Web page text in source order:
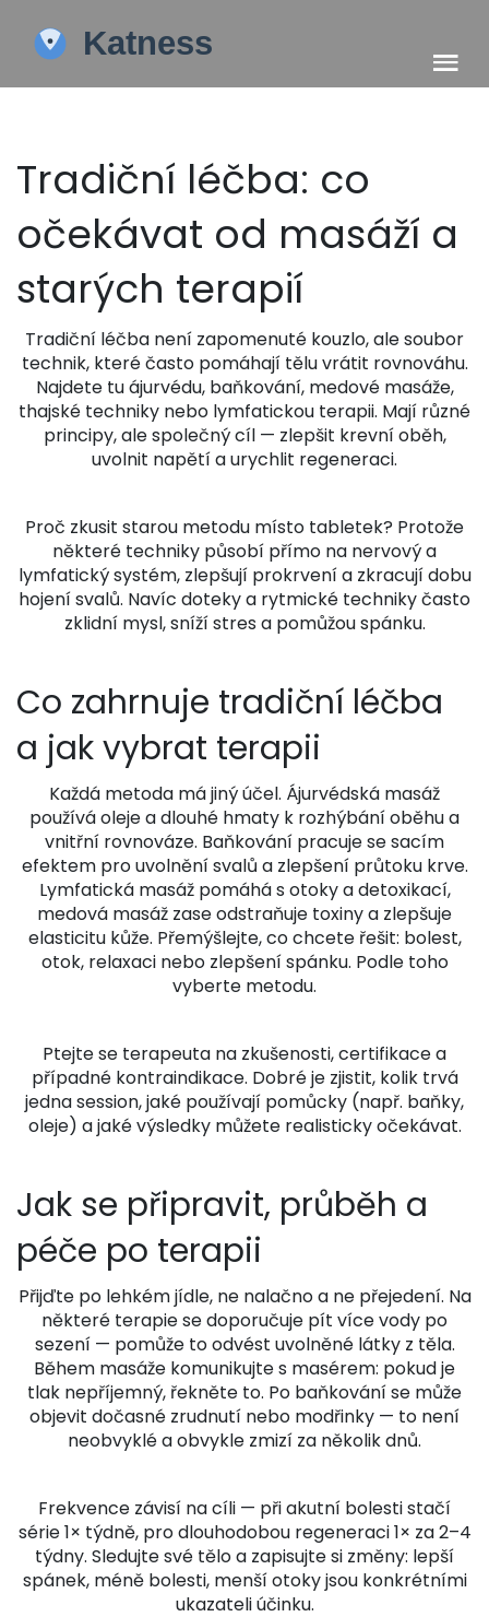
Tradiční léčba: co
očekávat od masáží a
starých terapií
Tradiční léčba není zapomenuté kouzlo, ale soubor
technik, které často pomáhají tělu vrátit rovnováhu.
Najdete tu ájurvédu, baňkování, medové masáže,
thajské techniky nebo lymfatickou terapii. Mají různé
principy, ale společný cíl — zlepšit krevní oběh,
uvolnit napětí a urychlit regeneraci.
Proč zkusit starou metodu místo tabletek? Protože
některé techniky působí přímo na nervový a
lymfatický systém, zlepšují prokrvení a zkracují dobu
hojení svalů. Navíc doteky a rytmické techniky často
zklidní mysl, sníží stres a pomůžou spánku.
Co zahrnuje tradiční léčba
a jak vybrat terapii
Každá metoda má jiný účel. Ájurvédská masáž
používá oleje a dlouhé hmaty k rozhýbání oběhu a
vnitřní rovnováze. Baňkování pracuje se sacím
efektem pro uvolnění svalů a zlepšení průtoku krve.
Lymfatická masáž pomáhá s otoky a detoxikací,
medová masáž zase odstraňuje toxiny a zlepšuje
elasticitu kůže. Přemýšlejte, co chcete řešit: bolest,
otok, relaxaci nebo zlepšení spánku. Podle toho
vyberte metodu.
Ptejte se terapeuta na zkušenosti, certifikace a
případné kontraindikace. Dobré je zjistit, kolik trvá
jedna session, jaké používají pomůcky (např. baňky,
oleje) a jaké výsledky můžete realisticky očekávat.
Jak se připravit, průběh a
péče po terapii
Přijďte po lehkém jídle, ne nalačno a ne přejedení. Na
některé terapie se doporučuje pít více vody po
sezení — pomůže to odvést uvolněné látky z těla.
Během masáže komunikujte s masérem: pokud je
tlak nepříjemný, řekněte to. Po baňkování se může
objevit dočasné zrudnutí nebo modřinky — to není
neobvyklé a obvykle zmizí za několik dnů.
Frekvence závisí na cíli — při akutní bolesti stačí
série 1× týdně, pro dlouhodobou regeneraci 1× za 2–4
týdny. Sledujte své tělo a zapisujte si změny: lepší
spánek, méně bolesti, menší otoky jsou konkrétními
ukazateli účinku.